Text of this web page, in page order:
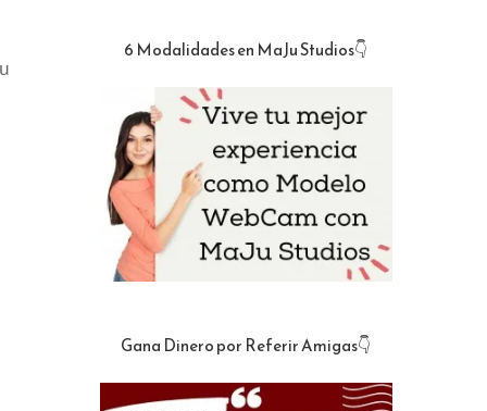
6 Modalidades en MaJu Studios👇
Gana Dinero por Referir Amigas👇